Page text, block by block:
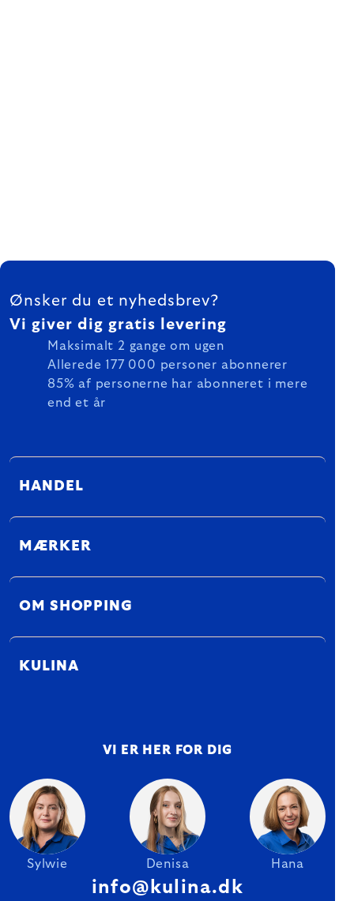
FOOTER
Ønsker du et nyhedsbrev?
Vi giver dig gratis levering
Maksimalt 2 gange om ugen
Allerede 177 000 personer abonnerer
85% af personerne har abonneret i mere
end et år
HANDEL
MÆRKER
OM SHOPPING
KULINA
VI ER HER FOR DIG
Sylwie Denisa Hana
info@kulina.dk